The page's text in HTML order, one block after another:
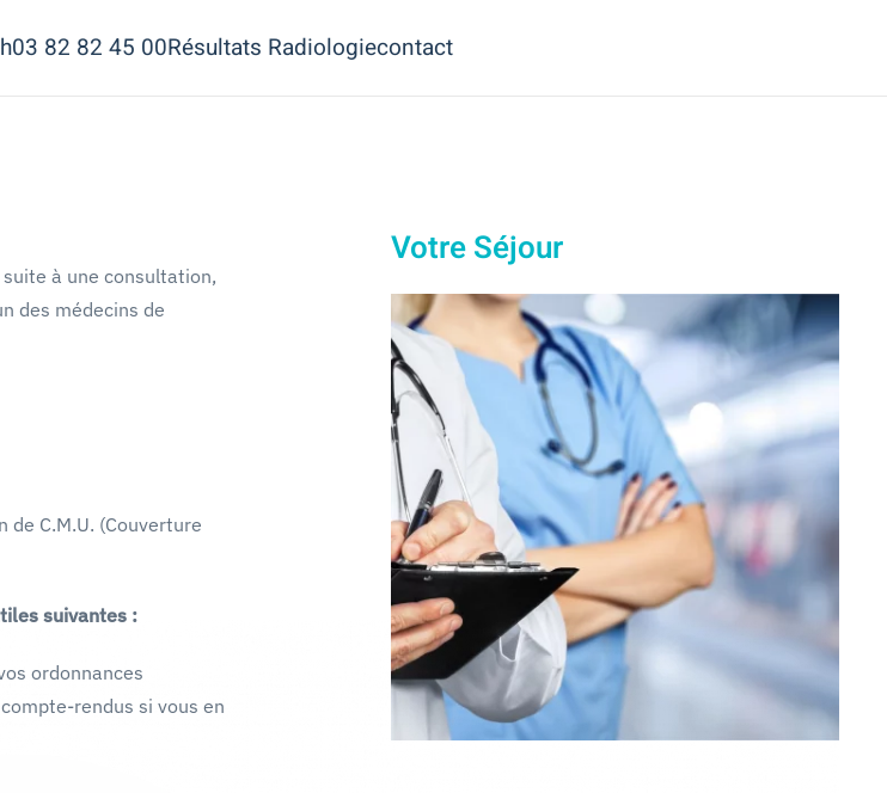
03 82 82 45 00Résultats Radiologiecontact
à une consultation,
des médecins de
C.M.U. (Couverture
suivantes :
ordonnances
rendus si vous en
Votre Séjour